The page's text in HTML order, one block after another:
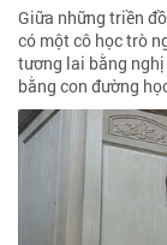
Giữa những triền
có một cô học trò
tương lai bằng
bằng con đường